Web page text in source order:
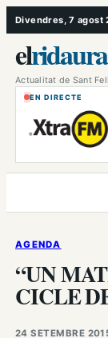
Vés
al
contingut
Divendres, 7 agost
elridaura
Actualitat de Sant
EN DIRECTE
AGENDA
“UN
CICLE
24 SETEMBRE